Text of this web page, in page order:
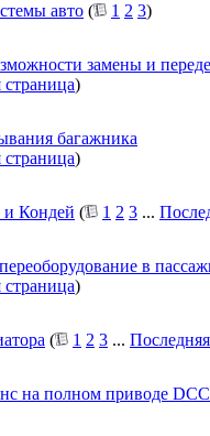
авто ( 1 2 3)
замены и
)
багажника
)
Кондей ( 1 2 3 ...
в
)
( 1 2 3 ...
на полном приводе